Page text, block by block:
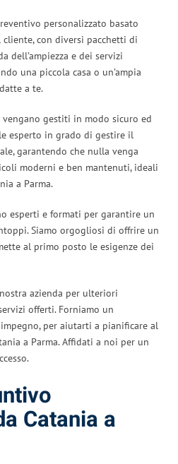
personalizzato basato
con diversi pacchetti di
dell’ampiezza e dei servizi
una piccola casa o un’ampia
a te.
gestiti in modo sicuro ed
esperto in grado di gestire il
garantendo che nulla venga
moderni e ben mantenuti, ideali
a Parma.
esperti e formati per garantire un
Siamo orgogliosi di offrire un
al primo posto le esigenze dei
azienda per ulteriori
offerti. Forniamo un
per aiutarti a pianificare al
a Parma. Affidati a noi per un
Catania a